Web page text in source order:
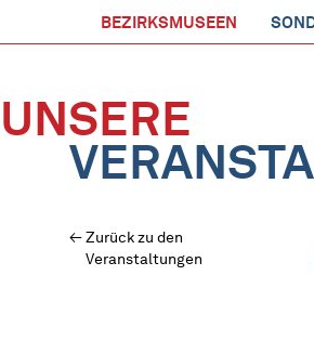
BEZIRKSMUSEEN
UNSERE
Zurück zu den
Veranstaltungen